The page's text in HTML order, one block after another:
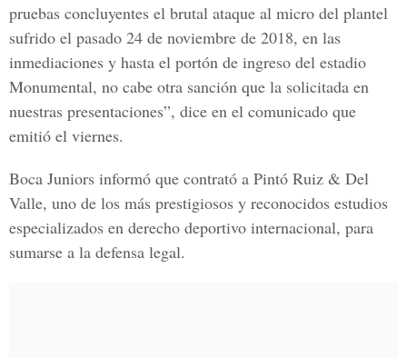
pruebas concluyentes el brutal ataque al micro del plantel
sufrido el pasado 24 de noviembre de 2018, en las
inmediaciones y hasta el portón de ingreso del estadio
Monumental, no cabe otra sanción que la solicitada en
nuestras presentaciones”, dice en el comunicado que
emitió el viernes.
Boca Juniors informó que contrató a Pintó Ruiz & Del
Valle, uno de los más prestigiosos y reconocidos estudios
especializados en derecho deportivo internacional, para
sumarse a la defensa legal.